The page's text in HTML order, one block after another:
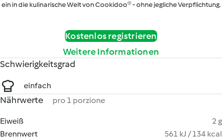
ein in die kulinarische Welt von Cookidoo® - ohne jegliche Verpflichtung.
Kostenlos registrieren
Weitere Informationen
Schwierigkeitsgrad
einfach
Nährwerte pro 1 porzione
Eiweiß
2 g
Brennwert
561 kJ / 134 kcal